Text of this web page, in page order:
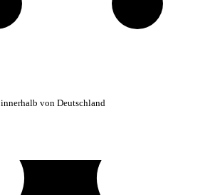
innerhalb von Deutschland